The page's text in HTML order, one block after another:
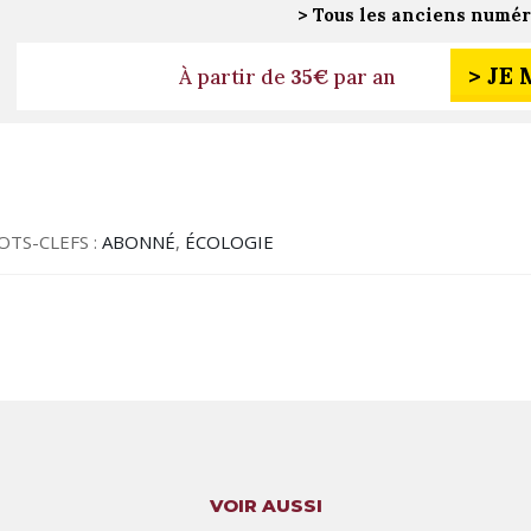
> Tous les anciens
À partir de 35€par an > JE
CLEFS :ABONNÉ, ÉCOLOGIE
VOIR AUSSI